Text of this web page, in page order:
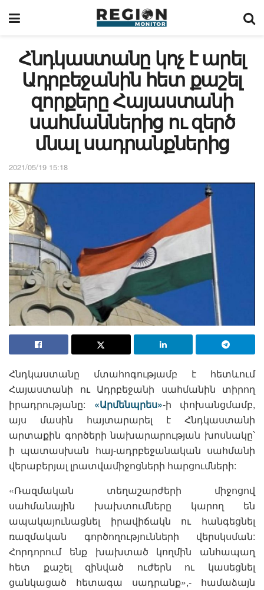
Հնդկաստանը կոչ է արել
Ադրբեջանին հետ քաշել
զորքերը Հայաստանի
սահմաններից ու զերծ
մնալ սադրանքներից
2021/05/19 15:18
Հնդկաստանը մտահոգությամբ է հետևում
Հայաստանի ու Ադրբեջանի սահմանին տիրող
իրադրությանը: «Արմենպրես»-ի փոխանցմամբ,
այս մասին հայտարարել է Հնդկաստանի
արտաքին գործերի նախարարության խոսնակը՝
ի պատասխան հայ-ադրբեջանական սահմանի
վերաբերյալ լրատվամիջոցների հարցումների:
«Ռազմական տեղաշարժերի միջոցով
սահմանային խախտումները կարող են
ապակայունացնել իրավիճակն ու հանգեցնել
ռազմական գործողությունների վերսկսման:
Հորդորում ենք խախտած կողմին անհապաղ
հետ քաշել զինված ուժերն ու կասեցնել
ցանկացած հետագա սադրանք»,- համաձայն